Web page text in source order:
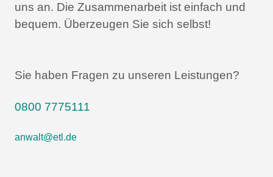
uns an. Die Zusammenarbeit ist einfach und
bequem. Überzeugen Sie sich selbst!
Sie haben Fragen zu unseren Leistungen?
0800 7775111
anwalt@etl.de